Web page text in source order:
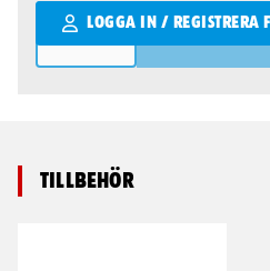
LOGGA IN / REGISTRERA
Qantity
Tillbehör